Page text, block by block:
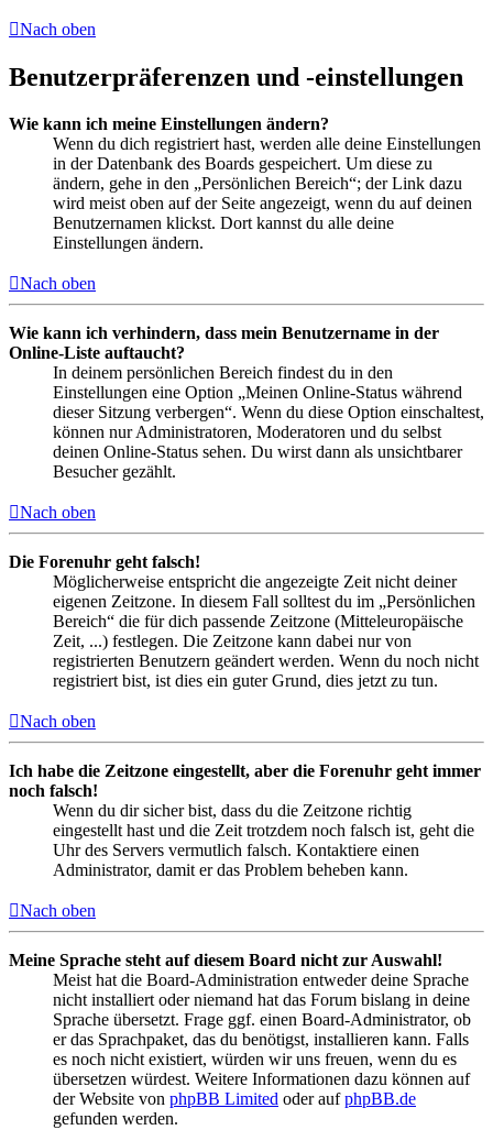
Nach oben
Benutzerpräferenzen und -einstellungen
Wie kann ich meine Einstellungen ändern?
Wenn du dich registriert hast, werden alle deine Einstellungen
in der Datenbank des Boards gespeichert. Um diese zu
ändern, gehe in den „Persönlichen Bereich“; der Link dazu
wird meist oben auf der Seite angezeigt, wenn du auf deinen
Benutzernamen klickst. Dort kannst du alle deine
Einstellungen ändern.
Nach oben
Wie kann ich verhindern, dass mein Benutzername in der
Online-Liste auftaucht?
In deinem persönlichen Bereich findest du in den
Einstellungen eine Option „Meinen Online-Status während
dieser Sitzung verbergen“. Wenn du diese Option einschaltest,
können nur Administratoren, Moderatoren und du selbst
deinen Online-Status sehen. Du wirst dann als unsichtbarer
Besucher gezählt.
Nach oben
Die Forenuhr geht falsch!
Möglicherweise entspricht die angezeigte Zeit nicht deiner
eigenen Zeitzone. In diesem Fall solltest du im „Persönlichen
Bereich“ die für dich passende Zeitzone (Mitteleuropäische
Zeit, ...) festlegen. Die Zeitzone kann dabei nur von
registrierten Benutzern geändert werden. Wenn du noch nicht
registriert bist, ist dies ein guter Grund, dies jetzt zu tun.
Nach oben
Ich habe die Zeitzone eingestellt, aber die Forenuhr geht immer
noch falsch!
Wenn du dir sicher bist, dass du die Zeitzone richtig
eingestellt hast und die Zeit trotzdem noch falsch ist, geht die
Uhr des Servers vermutlich falsch. Kontaktiere einen
Administrator, damit er das Problem beheben kann.
Nach oben
Meine Sprache steht auf diesem Board nicht zur Auswahl!
Meist hat die Board-Administration entweder deine Sprache
nicht installiert oder niemand hat das Forum bislang in deine
Sprache übersetzt. Frage ggf. einen Board-Administrator, ob
er das Sprachpaket, das du benötigst, installieren kann. Falls
es noch nicht existiert, würden wir uns freuen, wenn du es
übersetzen würdest. Weitere Informationen dazu können auf
der Website von phpBB Limited oder aufphpBB.de
gefunden werden.